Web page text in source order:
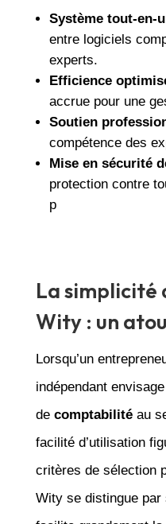
Système tout-en-
entre logiciels
experts.
Efficience
accrue pour une
Soutien
compétence des
Mise en sécurité
protection contre
p
La simplicité
Wity : un
Lorsqu’un
indépendant
de comptabilitéau
facilité d’utilisation
critères de sélection
Wity se distingue